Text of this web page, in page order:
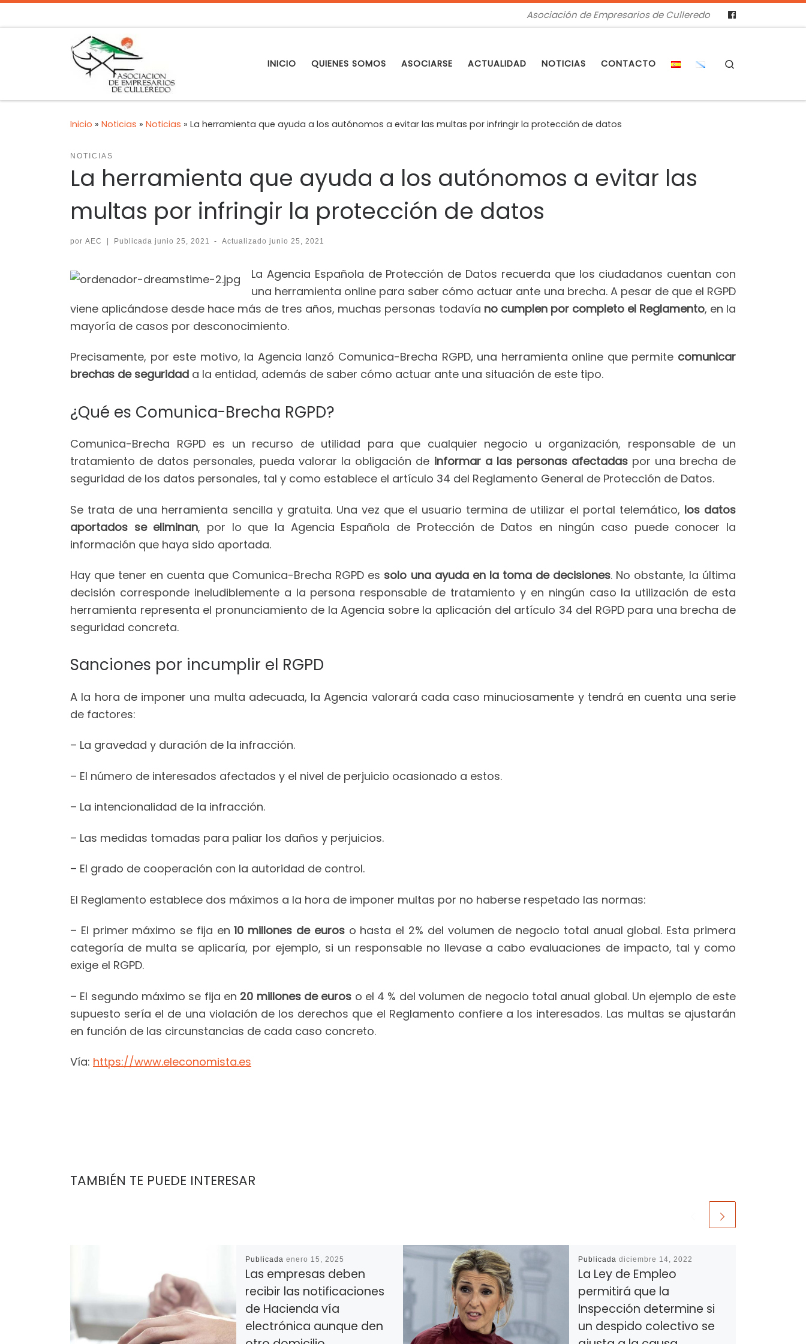
Asociación de Empresarios de Culleredo
INICIO QUIENES SOMOS ASOCIARSE ACTUALIDAD NOTICIAS CONTACTO
Inicio » Noticias » Noticias » La herramienta que ayuda a los autónomos a evitar las multas por infringir la protección de datos
NOTICIAS
La herramienta que ayuda a los autónomos a evitar las
multas por infringir la protección de datos
por AEC | Publicada junio 25, 2021 - Actualizadojunio 25, 2021
La Agencia Española de Protección de Datos recuerda que los ciudadanos cuentan con
una herramienta online para saber cómo actuar ante una brecha. A pesar de que el RGPD
viene aplicándose desde hace más de tres años, muchas personas todavía no cumplen por completo el Reglamento, en la
mayoría de casos por desconocimiento.
Precisamente, por este motivo, la Agencia lanzó Comunica-Brecha RGPD, una herramienta online que permite comunicar
brechas de seguridad a la entidad, además de saber cómo actuar ante una situación de este tipo.
¿Qué es Comunica-Brecha RGPD?
Comunica-Brecha RGPD es un recurso de utilidad para que cualquier negocio u organización, responsable de un
tratamiento de datos personales, pueda valorar la obligación de informar a las personas afectadas por una brecha de
seguridad de los datos personales, tal y como establece el artículo 34 del Reglamento General de Protección de Datos.
Se trata de una herramienta sencilla y gratuita. Una vez que el usuario termina de utilizar el portal telemático, los datos
aportados se eliminan, por lo que la Agencia Española de Protección de Datos en ningún caso puede conocer la
información que haya sido aportada.
Hay que tener en cuenta que Comunica-Brecha RGPD es solo una ayuda en la toma de decisiones. No obstante, la última
decisión corresponde ineludiblemente a la persona responsable de tratamiento y en ningún caso la utilización de esta
herramienta representa el pronunciamiento de la Agencia sobre la aplicación del artículo 34 del RGPD para una brecha de
seguridad concreta.
Sanciones por incumplir el RGPD
A la hora de imponer una multa adecuada, la Agencia valorará cada caso minuciosamente y tendrá en cuenta una serie
de factores:
– La gravedad y duración de la infracción.
– El número de interesados afectados y el nivel de perjuicio ocasionado a estos.
– La intencionalidad de la infracción.
– Las medidas tomadas para paliar los daños y perjuicios.
– El grado de cooperación con la autoridad de control.
El Reglamento establece dos máximos a la hora de imponer multas por no haberse respetado las normas:
– El primer máximo se fija en10 millones de euroso hasta el 2% del volumen de negocio total anual global. Esta primera
categoría de multa se aplicaría, por ejemplo, si un responsable no llevase a cabo evaluaciones de impacto, tal y como
exige el RGPD.
– El segundo máximo se fija en 20 millones de euros o el 4 % del volumen de negocio total anual global. Un ejemplo de este
supuesto sería el de una violación de los derechos que el Reglamento confiere a los interesados. Las multas se ajustarán
en función de las circunstancias de cada caso concreto.
Vía: https://www.eleconomista.es
TAMBIÉN TE PUEDE INTERESAR
Publicada enero 15, 2025
Las empresas deben
recibir las notificaciones
de Hacienda vía
electrónica aunque den
Publicada diciembre 14, 2022
La Ley de Empleo
permitirá que la
Inspección determine si
un despido colectivo se